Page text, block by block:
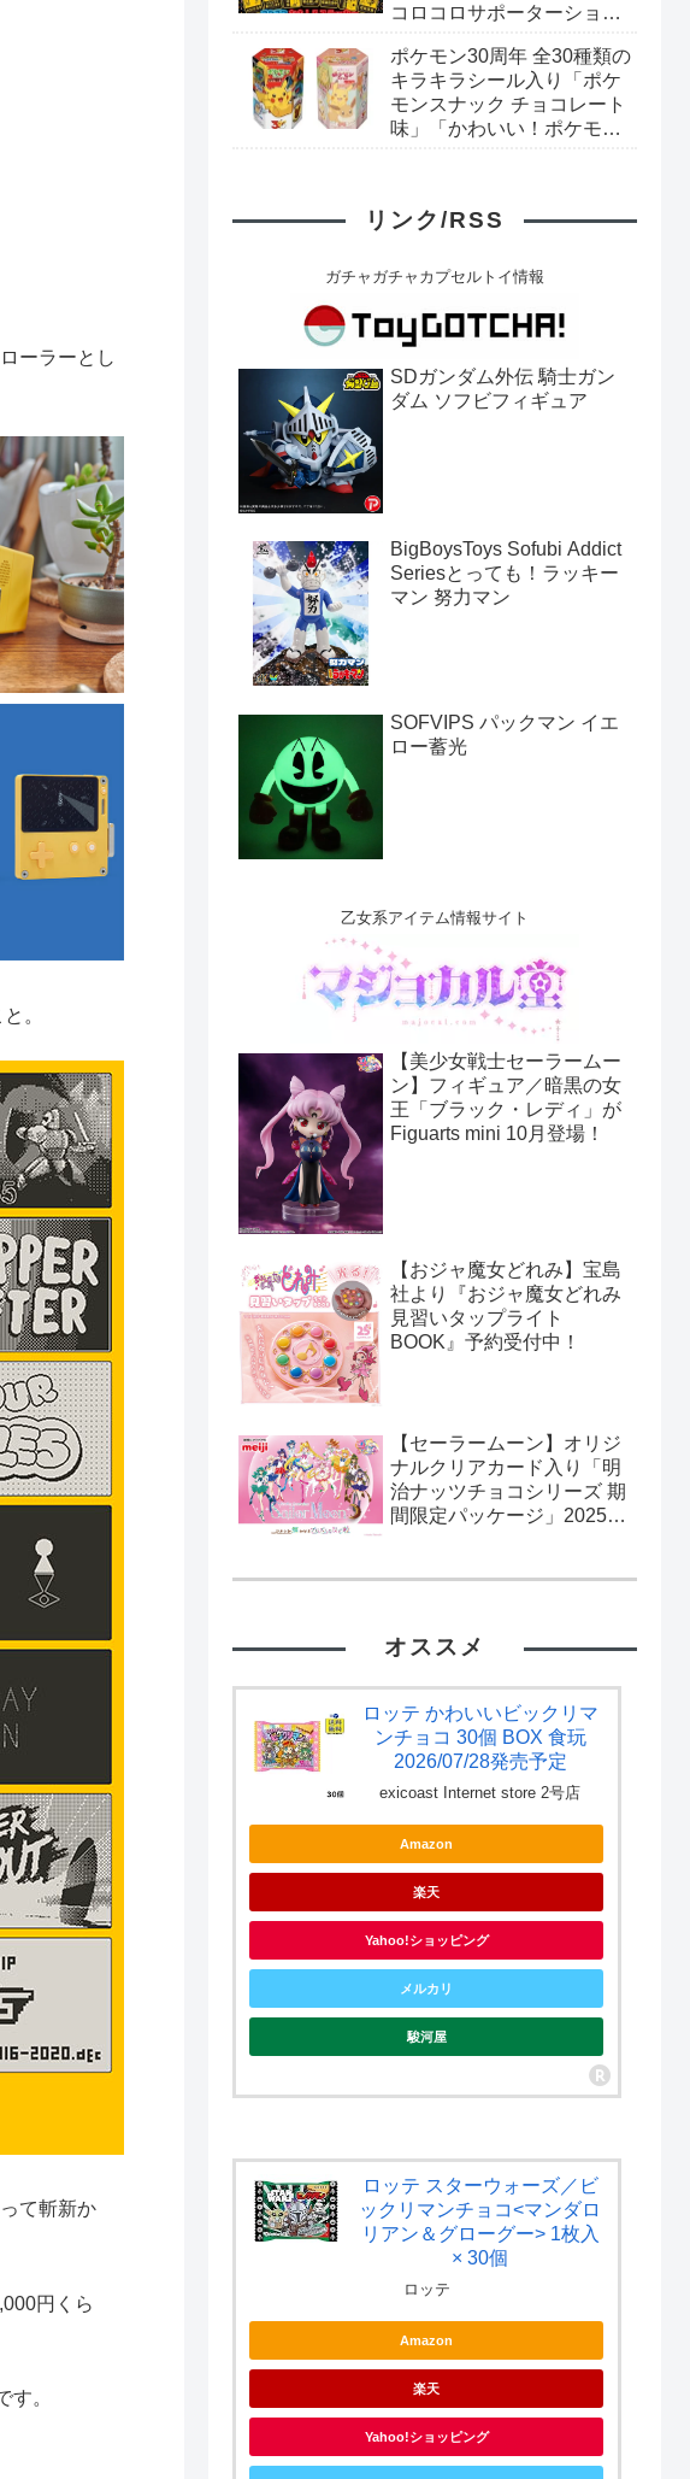
ーラーとし
。
て斬新か
円くら
す。
コロコロサポーターショッ
入すると「コロコロおもし
ろステッカー」がもらえ
る。全7種。
ポケモン30周年 全30種類の
キラキラシール入り「ポケ
モンスナック チョコレート
味」「かわいい！ポケモン
リンク/RSS
ガチャガチャカプセルトイ情報
SDガンダム外伝 騎士ガン
ダム ソフビフィギュア
BigBoysToys Sofubi Addict
Seriesとっても！ラッキー
マン 努力マン
SOFVIPS パックマン イエ
ロー蓄光
乙女系アイテム情報サイト
【美少女戦士セーラームー
ン】フィギュア／暗黒の女
王「ブラック・レディ」が
Figuarts mini 10月登場！
【おジャ魔女どれみ】宝島
社より『おジャ魔女どれみ
見習いタップライト
BOOK』予約受付中！
【セーラームーン】オリジ
ナルクリアカード入り「明
治ナッツチョコシリーズ 期
間限定パッケージ」2025年
オススメ
ロッテ かわいいビックリマ
ンチョコ 30個 BOX 食玩
2026/07/28発売予定
exicoast Internet store 2号店
Amazon
楽天
Yahoo!ショッピング
メルカリ
駿河屋
ロッテ スターウォーズ／ビ
ックリマンチョコ<マンダロ
リアン＆グローグー> 1枚入
× 30個
ロッテ
Amazon
楽天
Yahoo!ショッピング